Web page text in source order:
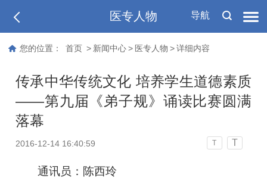
导航
医专人物
您的位置： 首页 > 新闻中心 > 医专人物 > 详细内容
传承中华传统文化 培养学生道德素质
——第九届《弟子规》诵读比赛圆满
落幕
2016-12-14 16:40:59 T T
通讯员：陈西玲